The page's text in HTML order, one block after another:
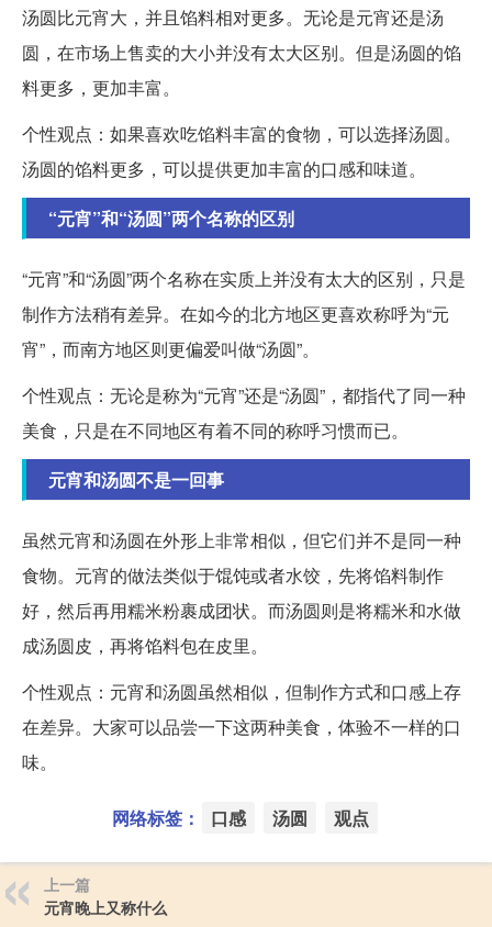
汤圆比元宵大，并且馅料相对更多。无论是元宵还是汤
圆，在市场上售卖的大小并没有太大区别。但是汤圆的馅
料更多，更加丰富。
个性观点：如果喜欢吃馅料丰富的食物，可以选择汤圆。
汤圆的馅料更多，可以提供更加丰富的口感和味道。
“元宵”和“汤圆”两个名称的区别
“元宵”和“汤圆”两个名称在实质上并没有太大的区别，只是
制作方法稍有差异。在如今的北方地区更喜欢称呼为“元
宵”，而南方地区则更偏爱叫做“汤圆”。
个性观点：无论是称为“元宵”还是“汤圆”，都指代了同一种
美食，只是在不同地区有着不同的称呼习惯而已。
元宵和汤圆不是一回事
虽然元宵和汤圆在外形上非常相似，但它们并不是同一种
食物。元宵的做法类似于馄饨或者水饺，先将馅料制作
好，然后再用糯米粉裹成团状。而汤圆则是将糯米和水做
成汤圆皮，再将馅料包在皮里。
个性观点：元宵和汤圆虽然相似，但制作方式和口感上存
在差异。大家可以品尝一下这两种美食，体验不一样的口
味。
网络标签： 口感 汤圆 观点
上一篇
元宵晚上又称什么